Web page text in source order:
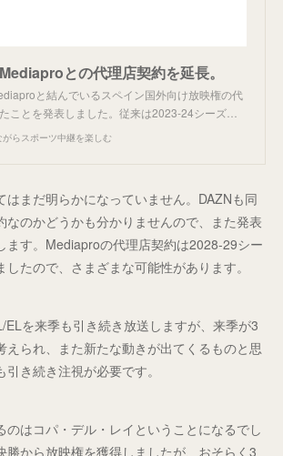
との代理店契約を延長。
と結んでいるスペイン国外向け放映権の代
ことを発表しました。従来は2023-24シーズ…
らスポーツ中継を楽しむ
はまだ明らかになっていません。DAZNも同
なのかどうかも分かりませんので、また発表
ます。Mediaproの代理店契約は2028-29シー
したので、さまざまな可能性があります。
ELを来季も引き続き放送しますが、来季が3
えられ、また新たな動きが出てくるものと思
き続き注視が必要です。
のはコパ・デル・レイということになるでし
勝から放映権を獲得しましたが、おそらく3